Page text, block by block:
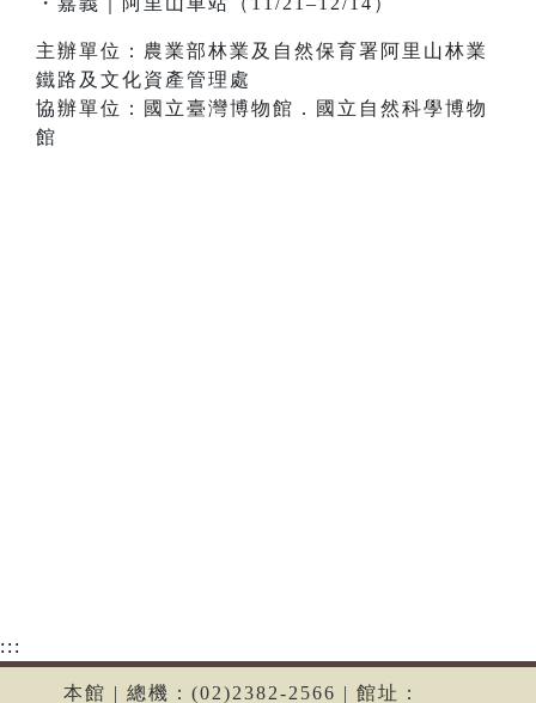
主辦單位：農業部林業及自然保育署阿里山林業
鐵路及文化資產管理處
協辦單位：國立臺灣博物館．國立自然科學博物
館
:::
本館 | 總機：(02)2382-2566 | 館址：